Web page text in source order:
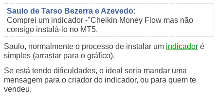
Saulo de Tarso Bezerra e Azevedo:
Comprei um indicador -"Cheikin Money Flow mas não
consigo instalá-lo no MT5.
Saulo, normalmente o processo de instalar um indicador é
simples (arrastar para o gráfico).
Se está tendo dificuldades, o ideal seria mandar uma
mensagem para o criador do indicador, ou para quem te
vendeu.